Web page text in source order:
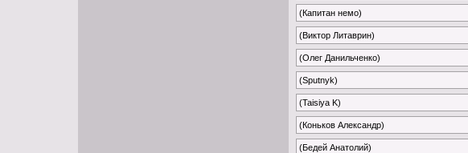
(Капитан немо)
(Виктор Литаврин)
(Олег Данильченко)
(Sputnyk)
(Taisiya K)
(Коньков Александр)
(Бедей Анатолий)